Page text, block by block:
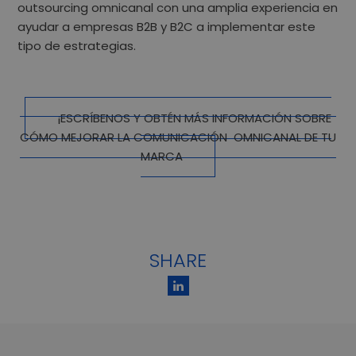
outsourcing omnicanal con una amplia experiencia en
ayudar a empresas B2B y B2C a implementar este
tipo de estrategias.
¡ESCRÍBENOS Y OBTÉN MÁS INFORMACIÓN SOBRE
CÓMO MEJORAR LA COMUNICACIÓN OMNICANAL DE TU
MARCA
SHARE